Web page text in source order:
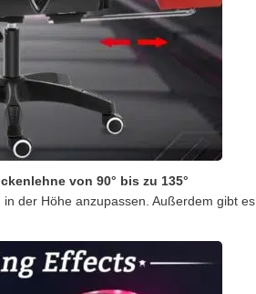
von 90° bis zu 135°
der Höhe anzupassen. Außerdem gibt es